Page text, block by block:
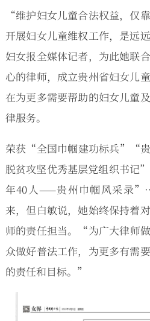
“维护妇女儿童合法权益，仅
开展妇女儿童维权工作，是远
妇女报全媒体记者，为此她联
心的律师，成立贵州省妇女儿
在为更多需要帮助的妇女儿童
律服务。
荣获“全国巾帼建功标兵”“
脱贫攻坚优秀基层党组织书
年40人——贵州巾帼风采录
来，但白敏说，她始终保持着
师的责任担当。“为广大律师
众做好普法工作，为更多有需
的责任和目标。”